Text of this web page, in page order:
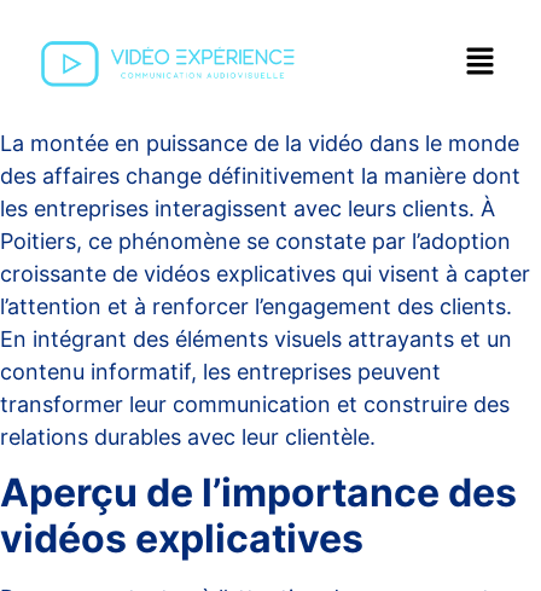
La montée en puissance de la vidéo dans le monde
des affaires change définitivement la manière dont
les entreprises interagissent avec leurs clients. À
Poitiers, ce phénomène se constate par l’adoption
croissante de vidéos explicatives qui visent à capter
l’attention et à renforcer l’engagement des clients.
En intégrant des éléments visuels attrayants et un
contenu informatif, les entreprises peuvent
transformer leur communication et construire des
relations durables avec leur clientèle.
Aperçu de l’importance des
vidéos explicatives